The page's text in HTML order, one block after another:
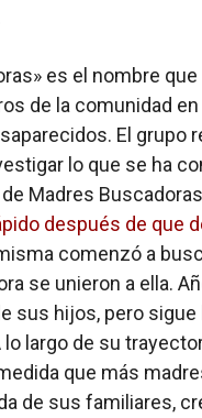
es el nombre
de la comunidad
El grupo
lo que se ha
Madres
después de que
comenzó a
se unieron a ella.
sus hijos, pero
largo de su
que más
de sus familiares,